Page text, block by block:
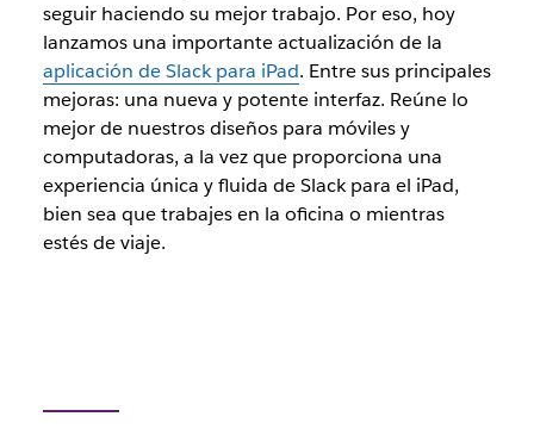
seguir haciendo su mejor trabajo. Por eso, hoy
lanzamos una importante actualización de la
aplicación de Slack para iPad. Entre sus principales
mejoras: una nueva y potente interfaz. Reúne lo
mejor de nuestros diseños para móviles y
computadoras, a la vez que proporciona una
experiencia única y fluida de Slack para el iPad,
bien sea que trabajes en la oficina o mientras
estés de viaje.